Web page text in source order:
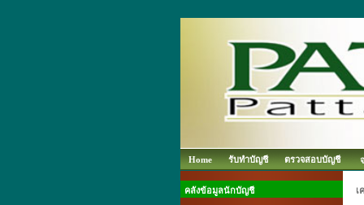
Home รับทำบัญชี ตรวจสอบบัญชี
คลังข้อมูลนักบัญชี เ